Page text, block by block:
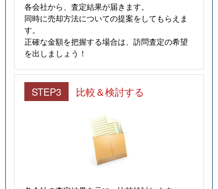
各会社から、査定結果が届きます。
同時に売却方法についての提案をしてもらえま
す。
正確な金額を把握する場合は、訪問査定の希望
を出しましょう！
STEP3 比較＆検討する